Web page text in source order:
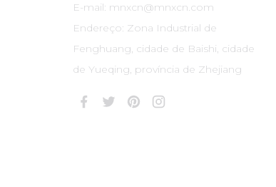
E-mail: mnxcn@mnxcn.com
Endereço: Zona Industrial de
Fenghuang, cidade de Baishi, cidade
de Yueqing, província de Zhejiang